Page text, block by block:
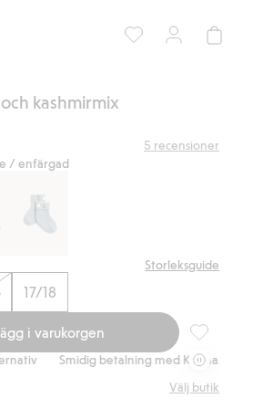
kashmirmix
5 recensioner
/ enfärgad
Storleksguide
17/18
i varukorgen
Strumpor i
Smidig betalning med Klarna.
Gratis
Välj butik